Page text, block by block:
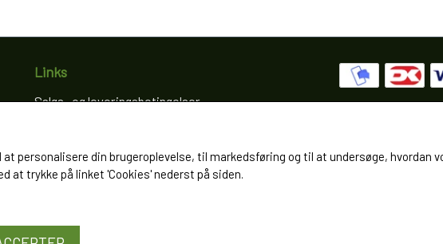
Links
Salgs- og leveringsbetingelser
Kunde login
Om os
personalisere din brugeroplevelse, til markedsføring og til at undersøge, hvordan
at trykke på linket 'Cookies' nederst på siden.